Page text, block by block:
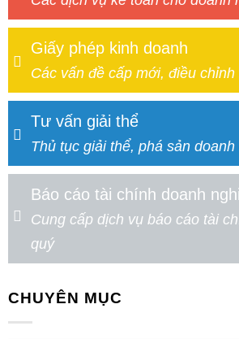
Giấy phép kinh doanh
Các vấn đề cấp mới, điều chỉnh
Tư vấn giải thể
Thủ tục giải thể, phá sản doanh
Báo cáo tài chính doanh
Cung cấp dịch vụ báo cáo tài
quý
CHUYÊN MỤC